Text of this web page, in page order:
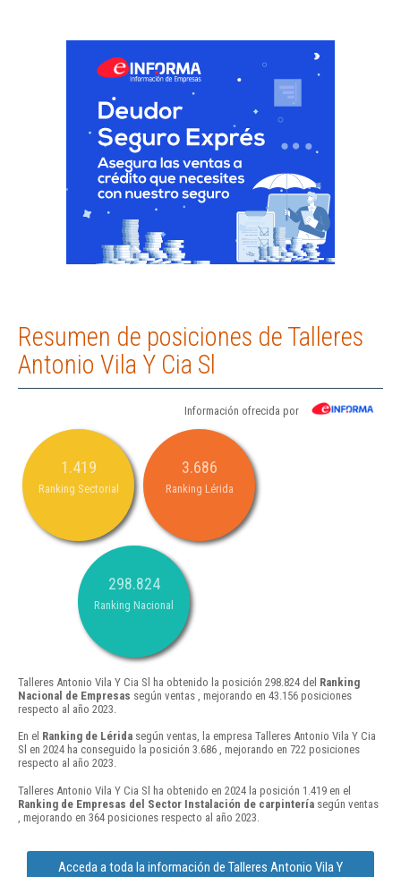
Resumen de posiciones de Talleres
Antonio Vila Y Cia Sl
Información ofrecida por
1.419
Ranking Sectorial
3.686
Ranking Lérida
298.824
Ranking Nacional
Talleres Antonio Vila Y Cia Sl ha obtenido la posición 298.824 del Ranking
Nacional de Empresas según ventas , mejorando en 43.156 posiciones
respecto al año 2023.
En el Ranking de Lérida según ventas, la empresa Talleres Antonio Vila Y Cia
Sl en 2024 ha conseguido la posición 3.686 , mejorando en 722 posiciones
respecto al año 2023.
Talleres Antonio Vila Y Cia Sl ha obtenido en 2024 la posición 1.419 en el
Ranking de Empresas del Sector Instalación de carpintería según ventas
, mejorando en 364 posiciones respecto al año 2023.
Acceda a toda la información de Talleres Antonio Vila Y